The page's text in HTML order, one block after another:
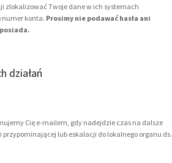
zlokalizować Twoje dane w ich systemach
konta. Prosimy nie podawać hasła ani
działań
Cię e-mailem, gdy nadejdzie czas na dalsze
lub eskalacji do lokalnego organu ds.